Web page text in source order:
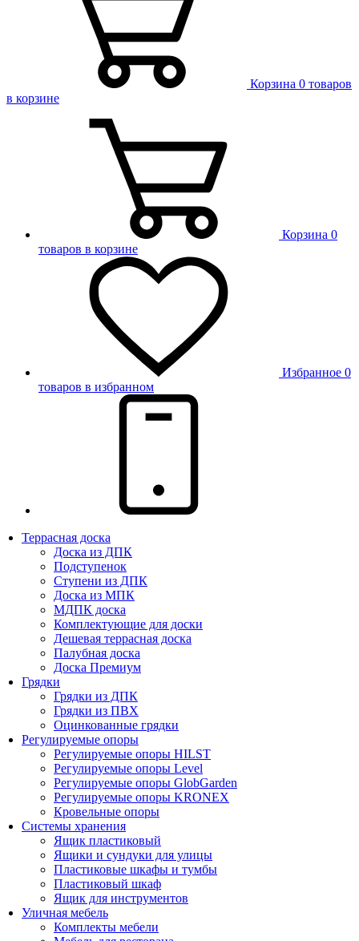
Корзина 0 товаров
в корзине
Корзина 0
товаров в корзине
Избранное 0
товаров в избранном
Террасная доска
Доска из ДПК
Подступенок
Ступени из ДПК
Доска из МПК
МДПК доска
Комплектующие для доски
Дешевая террасная доска
Палубная доска
Доска Премиум
Грядки
Грядки из ДПК
Грядки из ПВХ
Оцинкованные грядки
Регулируемые опоры
Регулируемые опоры HILST
Регулируемые опоры Level
Регулируемые опоры GlobGarden
Регулируемые опоры KRONEX
Кровельные опоры
Системы хранения
Ящик пластиковый
Ящики и сундуки для улицы
Пластиковые шкафы и тумбы
Пластиковый шкаф
Ящик для инструментов
Уличная мебель
Комплекты мебели